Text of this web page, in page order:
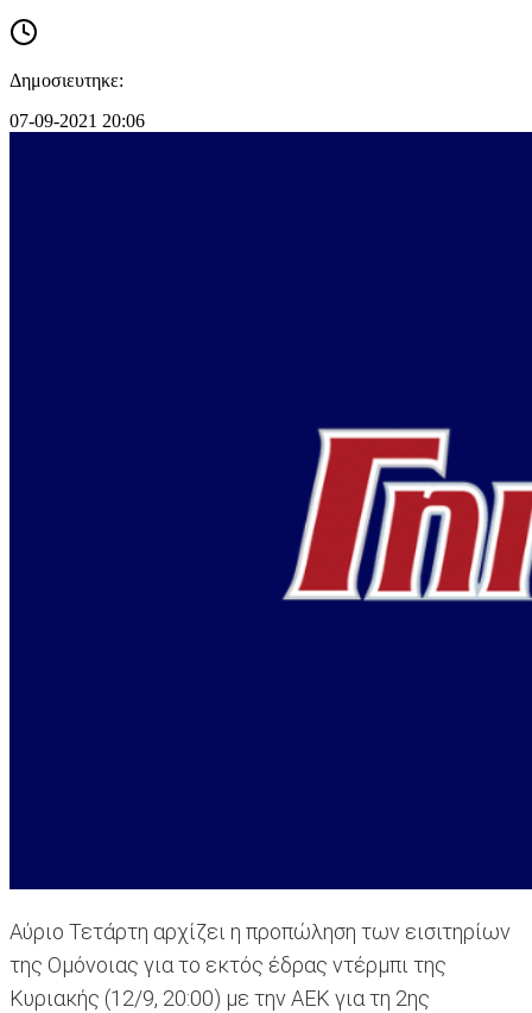
Δημοσιευτηκε:
07-09-2021 20:06
Αύριο Τετάρτη αρχίζει η προπώληση των εισιτηρίων
της Ομόνοιας για το εκτός έδρας ντέρμπι της
Κυριακής (12/9, 20:00) με την ΑΕΚ για τη 2ης